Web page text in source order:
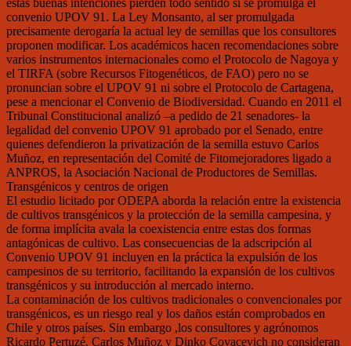
estas buenas intenciones pierden todo sentido si se promulga el
convenio UPOV 91. La Ley Monsanto, al ser promulgada
precisamente derogaría la actual ley de semillas que los consultores
proponen modificar. Los académicos hacen recomendaciones sobre
varios instrumentos internacionales como el Protocolo de Nagoya y
el TIRFA (sobre Recursos Fitogenéticos, de FAO) pero no se
pronuncian sobre el UPOV 91 ni sobre el Protocolo de Cartagena,
pese a mencionar el Convenio de Biodiversidad. Cuando en 2011 el
Tribunal Constitucional analizó –a pedido de 21 senadores- la
legalidad del convenio UPOV 91 aprobado por el Senado, entre
quienes defendieron la privatización de la semilla estuvo Carlos
Muñoz, en representación del Comité de Fitomejoradores ligado a
ANPROS, la Asociación Nacional de Productores de Semillas.
Transgénicos y centros de origen
El estudio licitado por ODEPA aborda la relación entre la existencia
de cultivos transgénicos y la protección de la semilla campesina, y
de forma implícita avala la coexistencia entre estas dos formas
antagónicas de cultivo. Las consecuencias de la adscripción al
Convenio UPOV 91 incluyen en la práctica la expulsión de los
campesinos de su territorio, facilitando la expansión de los cultivos
transgénicos y su introducción al mercado interno.
La contaminación de los cultivos tradicionales o convencionales por
transgénicos, es un riesgo real y los daños están comprobados en
Chile y otros países. Sin embargo ,los consultores y agrónomos
Ricardo Pertuzé, Carlos Muñoz y Dinko Covacevich no consideran